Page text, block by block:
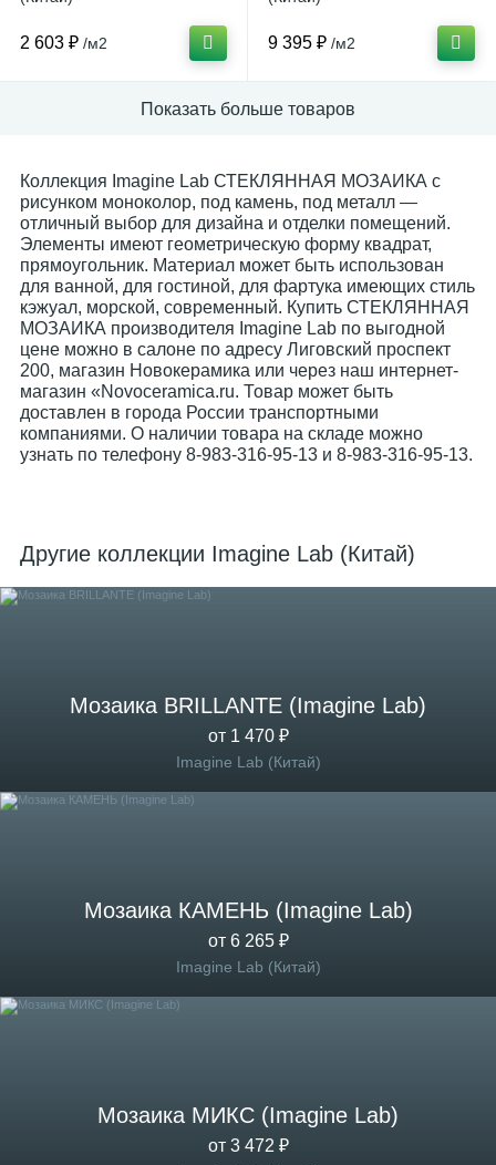
2 603 ₽ /м2 9 395 ₽ /м2
Показать больше товаров
Коллекция Imagine Lab СТЕКЛЯННАЯ МОЗАИКА с
рисунком моноколор, под камень, под металл —
отличный выбор для дизайна и отделки помещений.
Элементы имеют геометрическую форму квадрат,
прямоугольник. Материал может быть использован
для ванной, для гостиной, для фартука имеющих стиль
кэжуал, морской, современный. Купить СТЕКЛЯННАЯ
МОЗАИКА производителя Imagine Lab по выгодной
цене можно в салоне по адресу Лиговский проспект
200, магазин Новокерамика или через наш интернет-
магазин «Novoceramica.ru. Товар может быть
доставлен в города России транспортными
компаниями. О наличии товара на складе можно
узнать по телефону 8-983-316-95-13 и 8-983-316-95-13.
Другие коллекции Imagine Lab (Китай)
Мозаика BRILLANTE (Imagine Lab)
от 1 470 ₽
Imagine Lab (Китай)
Мозаика КАМЕНЬ (Imagine Lab)
от 6 265 ₽
Imagine Lab (Китай)
Мозаика МИКС (Imagine Lab)
от 3 472 ₽